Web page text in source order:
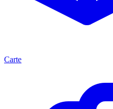
Carte